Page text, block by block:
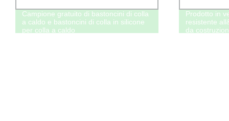
Campione gratuito di bastoncini di colla
a caldo e bastoncini di colla in silicone
per colla a caldo
Prodotto in
resistente
da costruzione